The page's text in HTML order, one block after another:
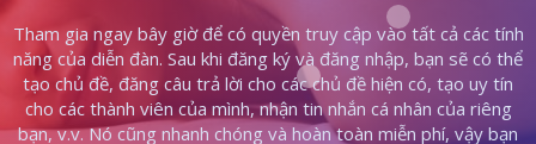
Tham gia ngay bây giờ để có quyền truy cập vào tất cả các tính
năng của diễn đàn. Sau khi đăng ký và đăng nhập, bạn sẽ có thể
tạo chủ đề, đăng câu trả lời cho các chủ đề hiện có, tạo uy tín
cho các thành viên của mình, nhận tin nhắn cá nhân của riêng
bạn, v.v. Nó cũng nhanh chóng và hoàn toàn miễn phí, vậy bạn